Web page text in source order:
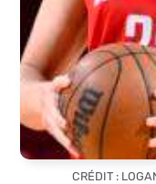
CRÉDIT :